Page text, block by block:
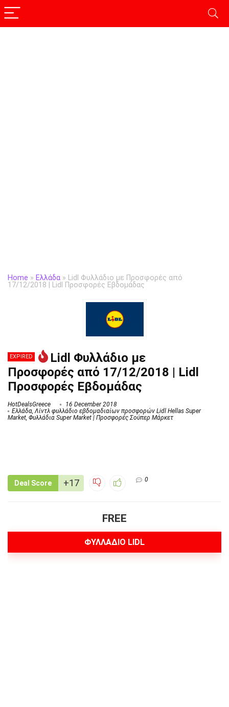
Home » Ελλάδα » Lidl Φυλλάδιο με Προσφορές από
17/12/2018 | Lidl Προσφορές Εβδομάδας
EXPIRED
Lidl Φυλλάδιο με
Προσφορές από 17/12/2018 | Lidl
Προσφορές Εβδομάδας
HotDealsGreece
16 December 2018
Ελλάδα,Λίντλ φυλλάδιο εβδομαδιαίων προσφορών Lidl Hellas Super
Market, Φυλλάδια Super Market | Προσφορές Σούπερ Μάρκετ
Deal Score +17 0
FREE
ΦΥΛΛΑΔΙΟ LIDL